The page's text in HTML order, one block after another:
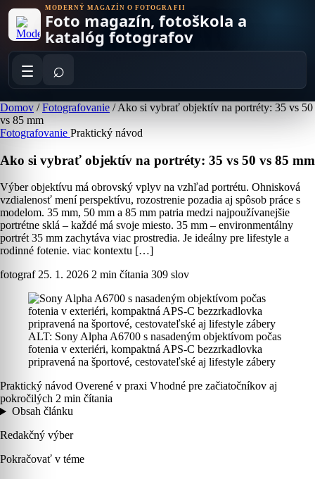
content
MODERNÝ MAGAZÍN O FOTOGRAFII
Foto magazín, fotoškola a
katalóg fotografov
⌕
Domov / Fotografovanie / Ako si vybrať objektív na portréty: 35 vs 50
vs 85 mm
Fotografovanie Praktický návod
Ako si vybrať objektív na portréty: 35 vs 50 vs 85 mm
Výber objektívu má obrovský vplyv na vzhľad portrétu. Ohnisková
vzdialenosť mení perspektívu, rozostrenie pozadia aj spôsob práce s
modelom. 35 mm, 50 mm a 85 mm patria medzi najpoužívanejšie
portrétne sklá – každé má svoje miesto. 35 mm – environmentálny
portrét 35 mm zachytáva viac prostredia. Je ideálny pre lifestyle a
rodinné fotenie. viac kontextu […]
fotograf 25. 1. 2026 2 min čítania 309 slov
ALT: Sony Alpha A6700 s nasadeným objektívom počas
fotenia v exteriéri, kompaktná APS-C bezzrkadlovka
pripravená na športové, cestovateľské aj lifestyle zábery
Praktický návod Overené v praxi Vhodné pre začiatočníkov aj
pokročilých 2 min čítania
Obsah článku
Redakčný výber
Pokračovať v téme